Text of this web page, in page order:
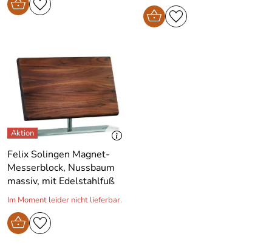
Felix Solingen Magnet-
Messerblock, Nussbaum
massiv, mit Edelstahlfuß
Im Moment leider nicht lieferbar.